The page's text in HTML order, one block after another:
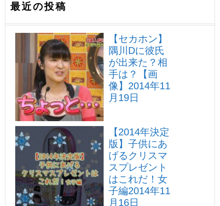
最近の投稿
【セカホン】
隅川Dに彼氏
が出来た？相
手は？【画
像】 2014年11
月19日
【2014年決定
版】子供にあ
げるクリスマ
スプレゼント
はこれだ！女
子編2014年11
月16日